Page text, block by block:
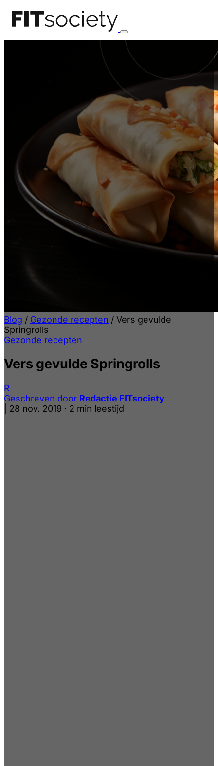
Blog / Gezonde recepten / Vers gevulde
Springrolls
Gezonde recepten
Vers gevulde Springrolls
R
Geschreven door Redactie FITsociety
28 nov. 2019 · 2 min leestijd